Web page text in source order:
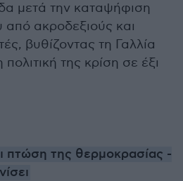
μετά την καταψήφιση
ακροδεξιούς και
βυθίζοντας τη Γαλλία
της κρίση σε έξι
πτώση της θερμοκρασίας -